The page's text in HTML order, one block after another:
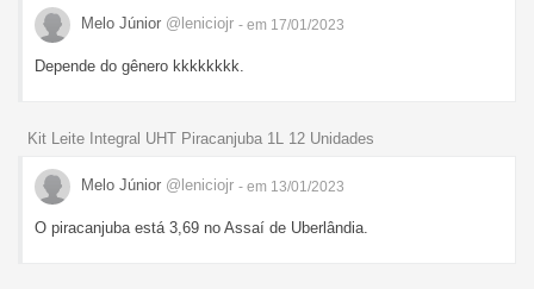
Melo Júnior @leniciojr - em 17/01/2023
Depende do gênero kkkkkkkk.
Kit Leite Integral UHT Piracanjuba 1L 12 Unidades
Melo Júnior @leniciojr - em 13/01/2023
O piracanjuba está 3,69 no Assaí de Uberlândia.